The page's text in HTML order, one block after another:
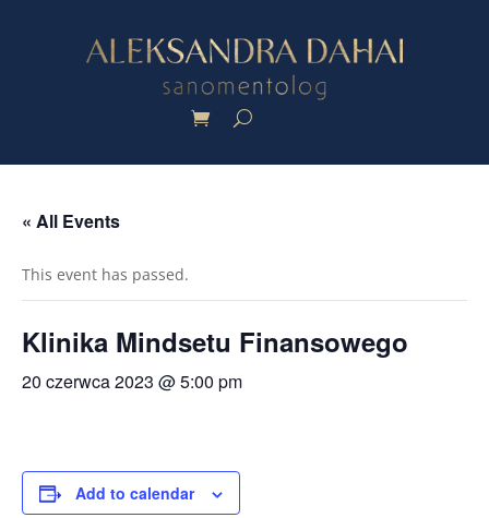
« All Events
This event has passed.
Klinika Mindsetu Finansowego
20 czerwca 2023 @ 5:00 pm
Add to calendar